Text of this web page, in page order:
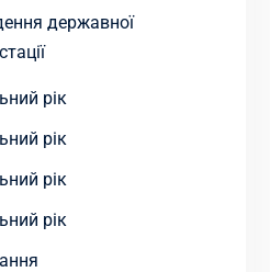
державної
рік
рік
рік
рік